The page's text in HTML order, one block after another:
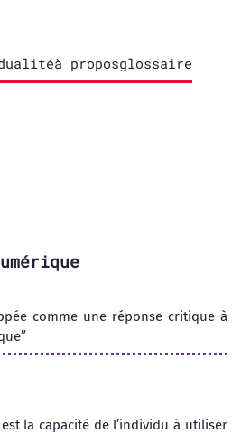
à proposglossaire
comme une réponse critique à
la capacité de l’individu à utiliser